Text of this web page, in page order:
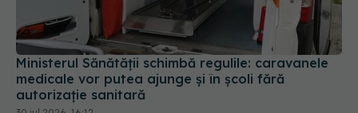
Ministerul Sănătății schimbă regulile: caravanele
medicale vor putea ajunge și în școli fără
autorizație sanitară